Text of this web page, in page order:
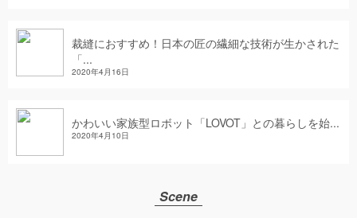
裁縫におすすめ！日本の匠の繊細な技術が生かされた
「...
2020年4月16日
かわいい家族型ロボット「LOVOT」との暮らしを始...
2020年4月10日
Scene